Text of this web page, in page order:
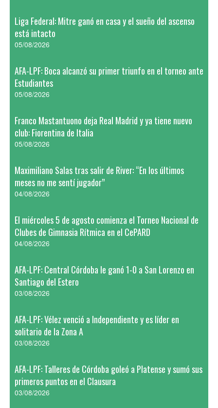
Liga Federal: Mitre ganó en casa y el sueño del ascenso
está intacto
05/08/2026
AFA-LPF: Boca alcanzó su primer triunfo en el torneo ante
Estudiantes
05/08/2026
Franco Mastantuono deja Real Madrid y ya tiene nuevo
club: Fiorentina de Italia
05/08/2026
Maximiliano Salas tras salir de River: “En los últimos
meses no me sentí jugador”
04/08/2026
El miércoles 5 de agosto comienza el Torneo Nacional de
Clubes de Gimnasia Rítmica en el CePARD
04/08/2026
AFA-LPF: Central Córdoba le ganó 1-0 a San Lorenzo en
Santiago del Estero
03/08/2026
AFA-LPF: Vélez venció a Independiente y es líder en
solitario de la Zona A
03/08/2026
AFA-LPF: Talleres de Córdoba goleó a Platense y sumó sus
primeros puntos en el Clausura
03/08/2026